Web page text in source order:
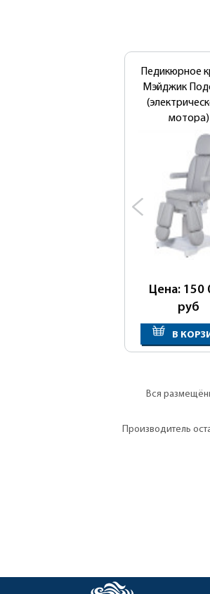
Педикюрное
Мэйджик
мотора)
Цена: 150
руб
В
Вся
Производитель